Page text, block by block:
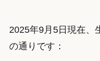
2025年9月5日現在、
の通りです：